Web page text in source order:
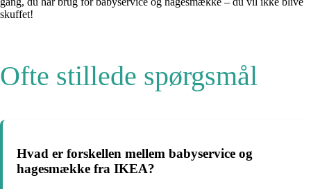
skuffet!
Ofte stillede spørgsmål
Hvad er forskellen mellem babyservice og
hagesmække fra IKEA?